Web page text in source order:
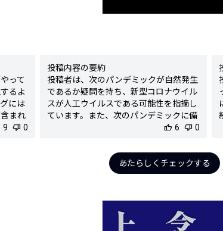
って
るよ
には
まれ
9 thumb_down 0
投稿内容の要約
投稿者は、次のパンデミックが自然発生
であるか疑問を持ち、新型コロナウイル
スが人工ウイルスである可能性を指摘し
ています。また、次のパンデミックに備
えるためのワクチン国内製造の動きにつ
検出された陰謀要素
- 新型コロナウイルスの人工ウイルス説
- 次のパンデミックの原因についての疑
thumb_up 6 thumb_down 0
あたらしくチェックする